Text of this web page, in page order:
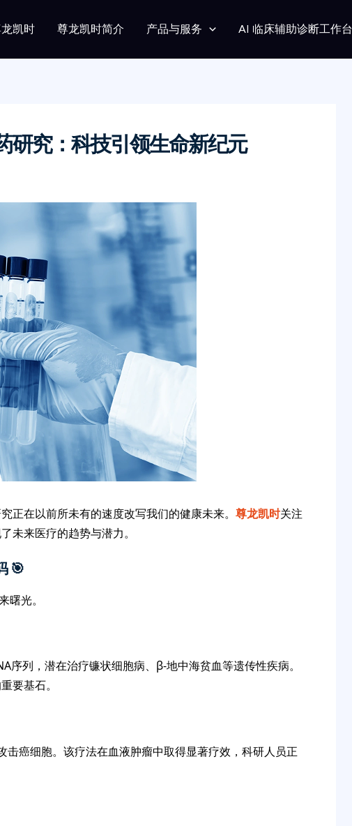
凯时 尊龙凯时简介 产品与服务 AI 临床辅助诊断工作台
研究：科技引领生命新纪元
正在以前所未有的速度改写我们的健康未来。 尊龙凯时关注
未来医疗的趋势与潜力。
🎯
曙光。
序列，潜在治疗镰状细胞病、β-地中海贫血等遗传性疾病。
要基石。
癌细胞。该疗法在血液肿瘤中取得显著疗效，科研人员正